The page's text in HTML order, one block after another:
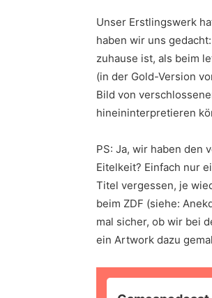
Unser Erstlingswerk
haben wir uns
zuhause ist, als beim
(in der Gold-Version
Bild von
hineininterpretieren
PS: Ja, wir haben den
Eitelkeit? Einfach nur
Titel vergessen, je
beim ZDF (siehe:
mal sicher, ob wir bei
ein Artwork dazu